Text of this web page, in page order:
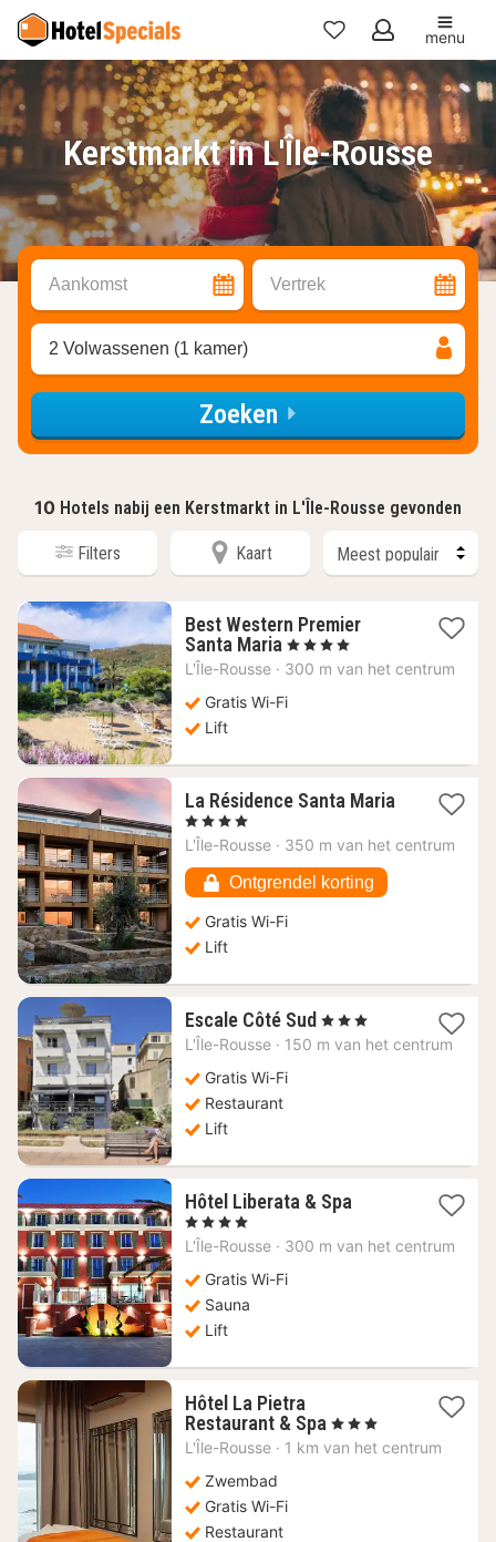
Mijn
favorieten
menu
Kerstmarkt in L'Île-Rousse
Aankomst Vertrek
2 Volwassenen (1 kamer)
Zoeken
10 Hotels nabij een Kerstmarkt in L'Île-Rousse gevonden
Filters Kaart
Best Western Premier
Santa Maria 1
nacht
307,06
, 4 Sterren
L'Île-Rousse · 300 m van het centrum
Gratis Wi-Fi
Lift
La Résidence Santa Maria
1
nacht
377,08
€
, 4 Sterren
L'Île-Rousse · 350 m van het centrum
Ontgrendel korting
Gratis Wi-Fi
Lift
Escale Côté Sud 1
nacht
, 3 Sterren
L'Île-Rousse · 150 m van het centrum
Gratis Wi-Fi
Restaurant
Lift
Hôtel Liberata & Spa1
vanaf
, 4 Sterren
L'Île-Rousse · 300 m van het centrum
Gratis Wi-Fi
Sauna
Lift
Hôtel La Pietra
Restaurant & Spa 1
nacht
, 3 Sterren
L'Île-Rousse · 1 km van het centrum
Zwembad
Gratis Wi-Fi
Restaurant